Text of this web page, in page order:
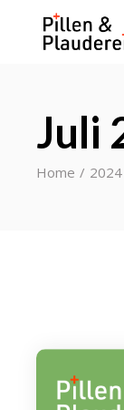
Juli
Home 2024